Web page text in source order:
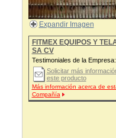
Expandir Imagen
FITMEX EQUIPOS Y
SA CV
Testimoniales de la Empresa:
Solicitar más
este producto
Más información acerca de
Compañía